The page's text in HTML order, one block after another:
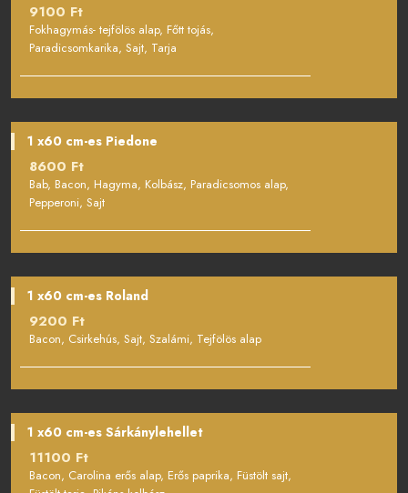
9100 Ft
Fokhagymás- tejfölös alap, Főtt tojás,
Paradicsomkarika, Sajt, Tarja
1 x60 cm-es Piedone
8600 Ft
Bab, Bacon, Hagyma, Kolbász, Paradicsomos alap,
Pepperoni, Sajt
1 x60 cm-es Roland
9200 Ft
Bacon, Csirkehús, Sajt, Szalámi, Tejfölös alap
1 x60 cm-es Sárkánylehellet
11100 Ft
Bacon, Carolina erős alap, Erős paprika, Füstölt sajt,